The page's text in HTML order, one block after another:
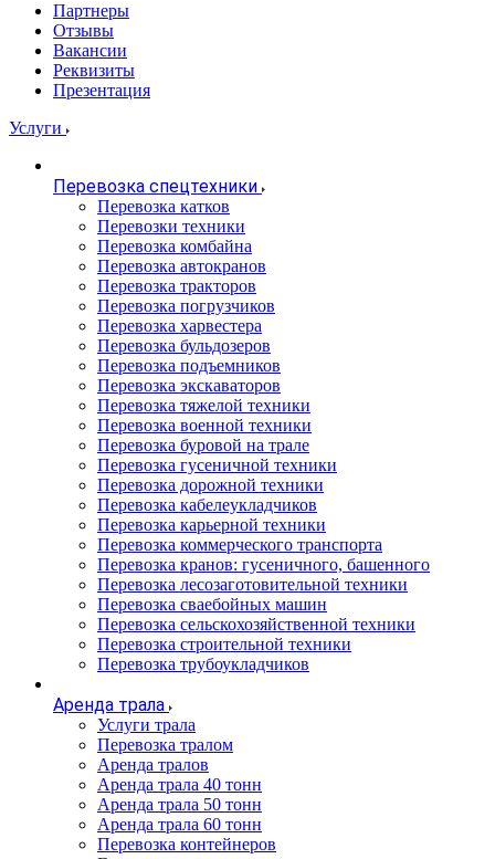
Партнеры
Отзывы
Вакансии
Реквизиты
Презентация
Услуги
Перевозка спецтехники
Перевозка катков
Перевозки техники
Перевозка комбайна
Перевозка автокранов
Перевозка тракторов
Перевозка погрузчиков
Перевозка харвестера
Перевозка бульдозеров
Перевозка подъемников
Перевозка экскаваторов
Перевозка тяжелой техники
Перевозка военной техники
Перевозка буровой на трале
Перевозка гусеничной техники
Перевозка дорожной техники
Перевозка кабелеукладчиков
Перевозка карьерной техники
Перевозка коммерческого транспорта
Перевозка кранов: гусеничного, башенного
Перевозка лесозаготовительной техники
Перевозка сваебойных машин
Перевозка сельскохозяйственной техники
Перевозка строительной техники
Перевозка трубоукладчиков
Аренда трала
Услуги трала
Перевозка тралом
Аренда тралов
Аренда трала 40 тонн
Аренда трала 50 тонн
Аренда трала 60 тонн
Перевозка контейнеров